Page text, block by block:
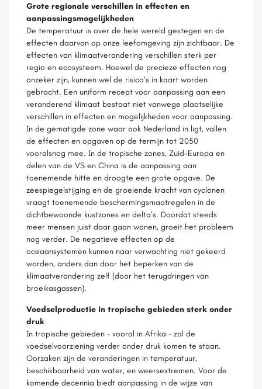
Grote regionale verschillen in effecten en
aanpassingsmogelijkheden
De temperatuur is over de hele wereld gestegen en de
effecten daarvan op onze leefomgeving zijn zichtbaar. De
effecten van klimaatverandering verschillen sterk per
regio en ecosysteem. Hoewel de precieze effecten nog
onzeker zijn, kunnen wel de risico’s in kaart worden
gebracht. Een uniform recept voor aanpassing aan een
veranderend klimaat bestaat niet vanwege plaatselijke
verschillen in effecten en mogelijkheden voor aanpassing.
In de gematigde zone waar ook Nederland in ligt, vallen
de effecten en opgaven op de termijn tot 2050
vooralsnog mee. In de tropische zones, Zuid-Europa en
delen van de VS en China is de aanpassing aan
toenemende hitte en droogte een grote opgave. De
zeespiegelstijging en de groeiende kracht van cyclonen
vraagt toenemende beschermingsmaatregelen in de
dichtbewoonde kustzones en delta’s. Doordat steeds
meer mensen juist daar gaan wonen, groeit het probleem
nog verder. De negatieve effecten op de
oceaansystemen kunnen naar verwachting niet gekeerd
worden, anders dan door het beperken van de
klimaatverandering zelf (door het terugdringen van
broeikasgassen).
Voedselproductie in tropische gebieden sterk onder
druk
In tropische gebieden – vooral in Afrika – zal de
voedselvoorziening verder onder druk komen te staan.
Oorzaken zijn de veranderingen in temperatuur,
beschikbaarheid van water, en weersextremen. Voor de
komende decennia biedt aanpassing in de wijze van